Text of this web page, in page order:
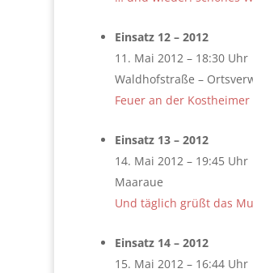
Einsatz 12 – 2012
11. Mai 2012 – 18:30 Uhr
Waldhofstraße –
Feuer an der
Einsatz 13 – 2012
14. Mai 2012 – 19:45 Uhr
Maaraue
Und täglich grüßt das
Einsatz 14 – 2012
15. Mai 2012 – 16:44 Uhr